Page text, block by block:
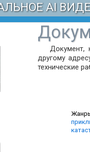
AI
Документ,
другому
технические